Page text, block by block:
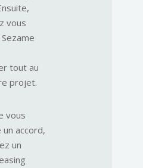
vous
tout au
projet.
vous
accord,
un